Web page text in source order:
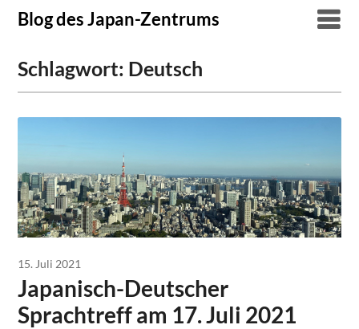
SkipBlog des Japan-Zentrums
Schlagwort: Deutsch
15. Juli 2021
Japanisch-Deutscher
Sprachtreff am 17. Juli 2021